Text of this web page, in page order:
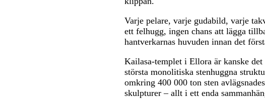
Varje pelare, varje gudabild, varje
ett felhugg, ingen chans att lägga
hantverkarnas huvuden innan det
Kailasa-templet i Ellora är kanske
största monolitiska stenhuggna
omkring 400 000 ton sten
skulpturer – allt i ett enda